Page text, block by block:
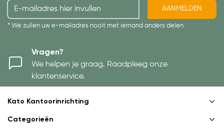
AANMELDEN
* We zullen uw e-mailadres nooit met iemand anders delen.
Vragen?
We helpen je graag. Raadpleeg onze
klantenservice.
Kato Kantoorinrichting
Categorieën